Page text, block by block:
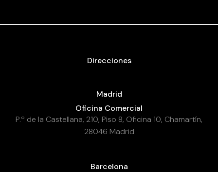
Direcciones
Madrid
Oficina Comercial
P.º de la Castellana, 210, Piso 8, Oficina 10, Chamartín,
28046 Madrid
Barcelona